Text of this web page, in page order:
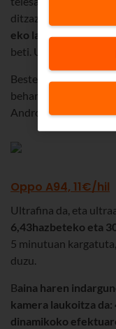
ditzazun. Kamera,
eko lau lenteeta
beti. Udazkeneko
Beste datu batzuk,
beharrekoak: 64GB-
Android 11 sistema
Oppo A94, 11€/hil
Ultrafina da, eta
6,43hazbeteko eta
5 minutuan
duzu.
Baina haren
kamera laukoitza
dinamikoko